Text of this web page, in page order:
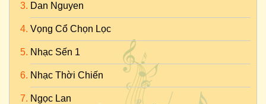
Dan Nguyen
Vọng Cổ Chọn Lọc
Nhạc Sến 1
Nhạc Thời Chiến
Ngọc Lan